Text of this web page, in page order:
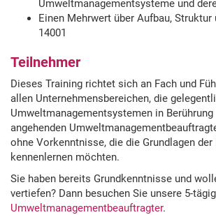
Umweltmanagementsysteme und
Einen Mehrwert über Aufbau, Struktur
14001
Teilnehmer
Dieses Training richtet sich an Fach und
allen Unternehmensbereichen, die
Umweltmanagementsystemen in
angehenden
ohne Vorkenntnisse, die die Grundlagen der
kennenlernen möchten.
Sie haben bereits Grundkenntnisse und
vertiefen? Dann besuchen Sie unsere 5-
Umweltmanagementbeauftragter.